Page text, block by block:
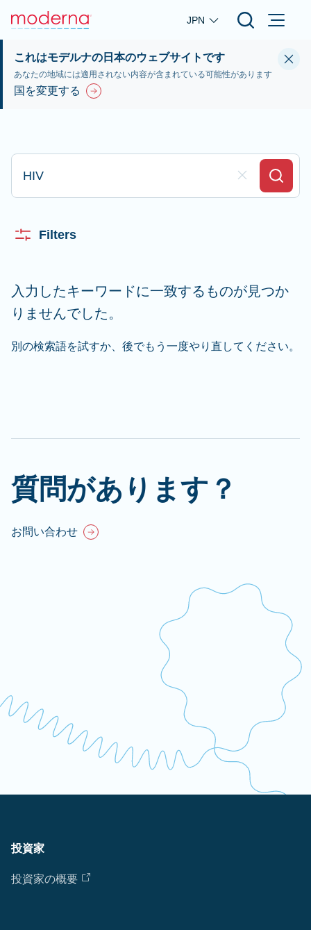
Skip to main content
JPN
これはモデルナの日本のウェブサイトです
あなたの地域には適用されない内容が含まれている可能性があります
国を変更する
ここに入力して検索します
Clear Field
Search
Filters
入力したキーワードに一致するものが見つか
りませんでした。
別の検索語を試すか、後でもう一度やり直してください。
質問があります？
お問い合わせ
投資家
投資家の概要